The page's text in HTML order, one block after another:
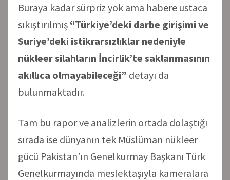
Buraya kadar sürpriz yok ama habere ustaca
sıkıştırılmış “Türkiye’deki darbe girişimi ve
Suriye’deki istikrarsızlıklar nedeniyle
nükleer silahların İncirlik’te saklanmasının
akıllıca olmayabileceği” detayı da
bulunmaktadır.
Tam bu rapor ve analizlerin ortada dolaştığı
sırada ise dünyanın tek Müslüman nükleer
gücü Pakistan’ın Genelkurmay Başkanı Türk
Genelkurmayında meslektaşıyla kameralara